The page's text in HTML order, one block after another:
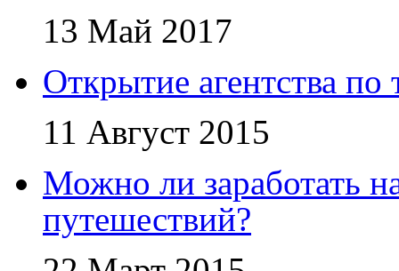
13 Май 2017
Открытие агентства по
11 Август 2015
Можно ли заработать
путешествий?